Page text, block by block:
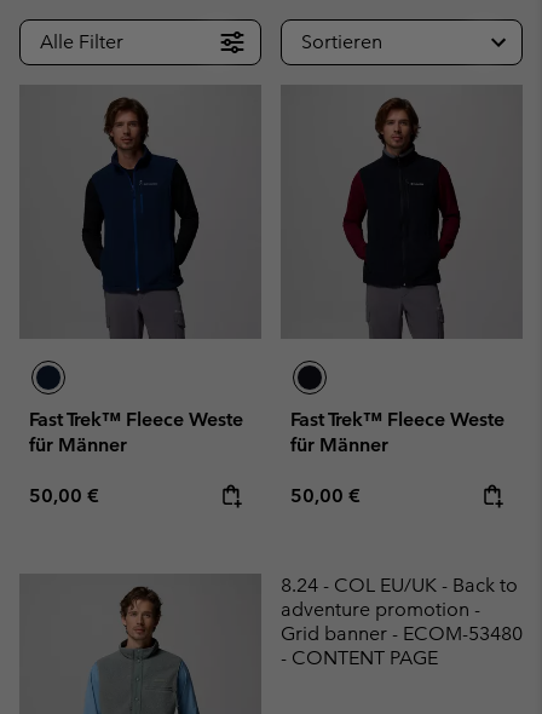
Alle Filter Sortieren
Fast Trek™ Fleece Weste
für Männer
Regular price:
50,00 €
Fast Trek™ Fleece Weste
für Männer
Regular price:
50,00 €
8.24 - COL EU/UK - Back to
adventure promotion -
Grid banner - ECOM-53480
- CONTENT PAGE